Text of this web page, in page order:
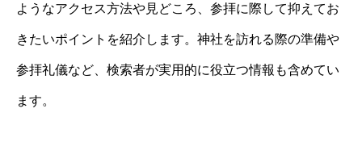
ようなアクセス方法や見どころ、参拝に際して抑えてお
きたいポイントを紹介します。神社を訪れる際の準備や
参拝礼儀など、検索者が実用的に役立つ情報も含めてい
ます。